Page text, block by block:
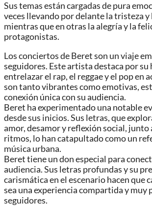
Sus temas están cargadas de pura
veces llevando por delante la tristeza y
mientras que en otras la alegría y la
protagonistas.
Los conciertos de Beret son un viaje
seguidores. Este artista destaca por su
entrelazar el rap, el reggae y el pop en
son tanto vibrantes como emotivas,
conexión única con su audiencia.
Beret ha experimentado una notable
desde sus inicios. Sus letras, que
amor, desamor y reflexión social, junto
ritmos, lo han catapultado como un
música urbana.
Beret tiene un don especial para
audiencia. Sus letras profundas y su
carismática en el escenario hacen que
sea una experiencia compartida y muy
seguidores.